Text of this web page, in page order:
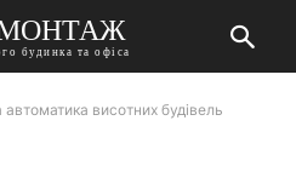
МОНТАЖ
будинка та офіса
висотних будівель